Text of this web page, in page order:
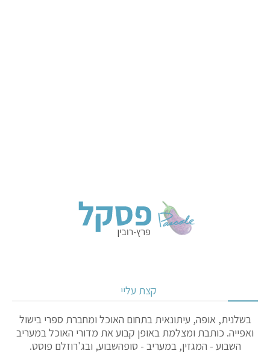
קצת עליי
בשלנית, אופה, עיתונאית בתחום האוכל ומחברת ספרי בישול
ואפייה. כותבת ומצלמת באופן קבוע את מדורי האוכל במעריב
השבוע - המגזין, במעריב - סופהשבוע, ובג'רוזלם פוסט.